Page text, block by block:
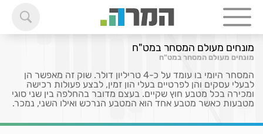
מונחים מעולם המסחר במט"ח
מונחים מעולם המסחר במט"ח
המסחר היומי בו עומד על כ-4 טריליון דולר. שוק זה מאפשר הן
לבעלי עסקים והן לפרטיים בעלי הון זמין, לבצע פעולות רכישה
ומכירה בכל מטבע חוץ שקיים. בעצם מדובר בהחלפה בין שני סוגי
מטבעות כאשר מטבע אחד הוא המטבע הנרכש ואילו השני, נמכר.